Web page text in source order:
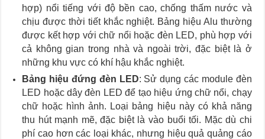
hợp) nổi tiếng với độ bền cao, chống thấm nước và
chịu được thời tiết khắc nghiệt. Bảng hiệu Alu thường
được kết hợp với chữ nổi hoặc đèn LED, phù hợp với
cả không gian trong nhà và ngoài trời, đặc biệt là ở
những khu vực có khí hậu khắc nghiệt.
Bảng hiệu đứng đèn LED: Sử dụng các module đèn
LED hoặc dây đèn LED để tạo hiệu ứng chữ nổi, chạy
chữ hoặc hình ảnh. Loại bảng hiệu này có khả năng
thu hút mạnh mẽ, đặc biệt là vào buổi tối. Mặc dù chi
phí cao hơn các loại khác, nhưng hiệu quả quảng cáo